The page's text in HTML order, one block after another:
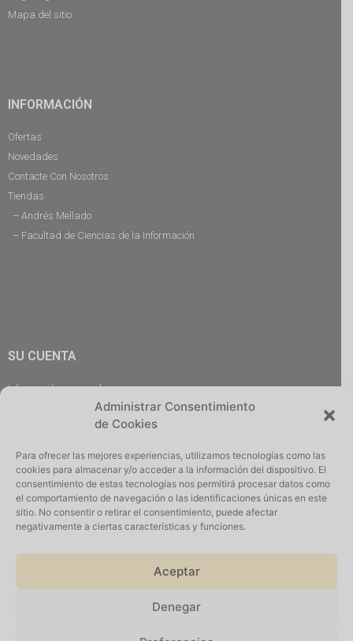
Administrar Consentimiento
de Cookies
Para ofrecer las mejores experiencias, utilizamos tecnologías como las
cookies para almacenar y/o acceder a la información del dispositivo. El
consentimiento de estas tecnologías nos permitirá procesar datos como
el comportamiento de navegación o las identificaciones únicas en este
sitio. No consentir o retirar el consentimiento, puede afectar
negativamente a ciertas características y funciones.
Aceptar
Denegar
Mapa del sitio
INFORMACIÓN
Ofertas
Novedades
Contacte Con Nosotros
Tiendas
– Andrés Mellado
– Facultad de Ciencias de la Información
SU CUENTA
Información personal
Cerrar Sesión
Iniciar Sesión
Suscribirse